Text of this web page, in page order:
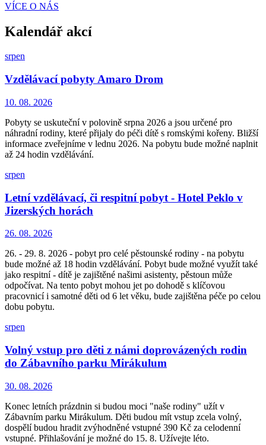
VÍCE O NÁS
Kalendář akcí
srpen
Vzdělávací pobyty Amaro Drom
10. 08. 2026
Pobyty se uskuteční v polovině srpna 2026 a jsou určené pro
náhradní rodiny, které přijaly do péči dítě s romskými kořeny. Bližší
informace zveřejníme v lednu 2026. Na pobytu bude možné naplnit
až 24 hodin vzdělávání.
srpen
Letní vzdělávací, či respitní pobyt - Hotel Peklo v
Jizerských horách
26. 08. 2026
26. - 29. 8. 2026 - pobyt pro celé pěstounské rodiny - na pobytu
bude možné až 18 hodin vzdělávání. Pobyt bude možné využít také
jako respitní - dítě je zajištěné našimi asistenty, pěstoun může
odpočívat. Na tento pobyt mohou jet po dohodě s klíčovou
pracovnicí i samotné děti od 6 let věku, bude zajištěna péče po celou
dobu pobytu.
srpen
Volný vstup pro děti z námi doprovázených rodin
do Zábavního parku Mirákulum
30. 08. 2026
Konec letních prázdnin si budou moci "naše rodiny" užít v
Zábavním parku Mirákulum. Děti budou mít vstup zcela volný,
dospělí budou hradit zvýhodněné vstupné 390 Kč za celodenní
vstupné. Přihlašování je možné do 15. 8. Užívejte léto.